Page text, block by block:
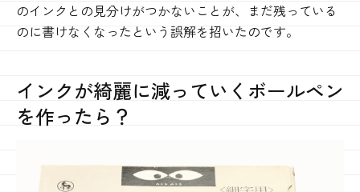
のインクとの見分けがつかないことが、まだ残っている
のに書けなくなったという誤解を招いたのです。
インクが綺麗に減っていくボールペン
を作ったら？